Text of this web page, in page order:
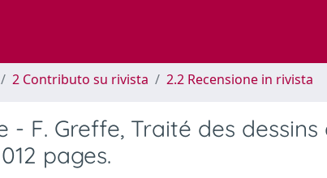
2 Contributo su rivista 2.2 Recensione in rivista
- F. Greffe, Traité des
pages.